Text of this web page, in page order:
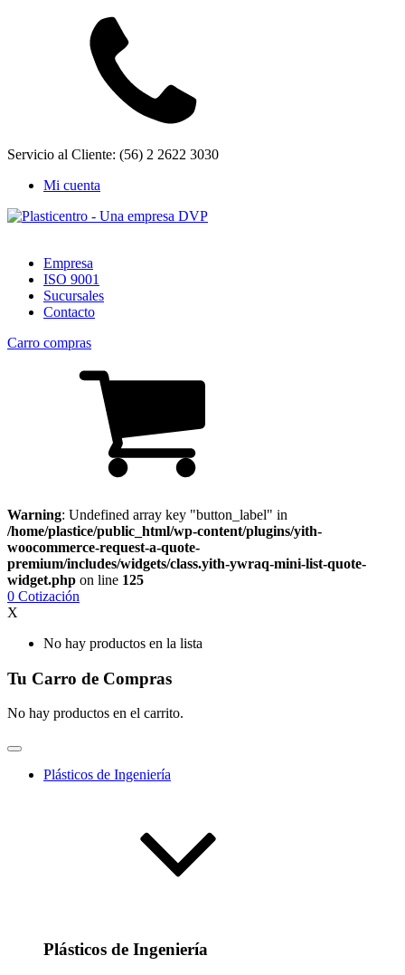
Servicio al Cliente: (56) 2 2622 3030
Mi cuenta
Empresa
ISO 9001
Sucursales
Contacto
Carro compras
Warning: Undefined array key "button_label" in
/home/plastice/public_html/wp-content/plugins/yith-
woocommerce-request-a-quote-
premium/includes/widgets/class.yith-ywraq-mini-list-quote-
widget.php on line 125
0 Cotización
X
No hay productos en la lista
Tu Carro de Compras
No hay productos en el carrito.
Plásticos de Ingeniería
Plásticos de Ingeniería